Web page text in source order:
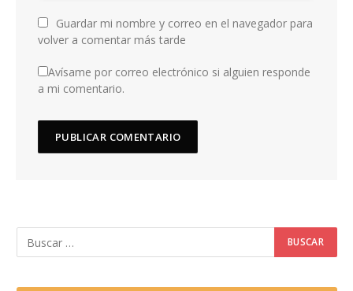
Guardar mi nombre y correo en el navegador para
volver a comentar más tarde
Avísame por correo electrónico si alguien responde
a mi comentario.